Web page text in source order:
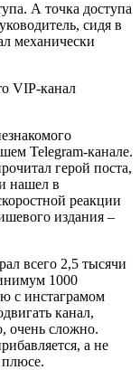
А точка доступа
сидя в
механически
VIP-канал
Telegram-канале.
герой поста,
нашел в
реакции
издания –
всего 2,5 тысячи
1000
с инстаграмом
канал,
очень сложно.
а не